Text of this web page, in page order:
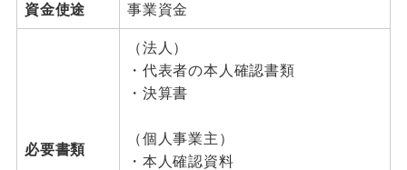
資金使途 事業資金
必要書類
（法人）
・代表者の本人確認書類
・決算書
（個人事業主）
・本人確認資料